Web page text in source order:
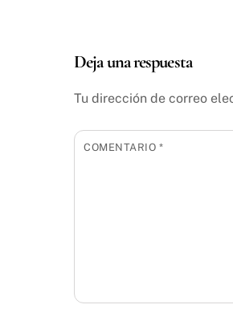
Deja una respuesta
Tu dirección de correo
COMENTARIO *